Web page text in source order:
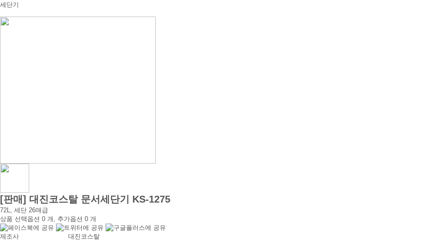
세단기
[판매] 대진코스탈 문서세단기 KS-1275
72L, 세단 26매급
상품 선택옵션 0 개, 추가옵션 0 개
제조사
대진코스탈